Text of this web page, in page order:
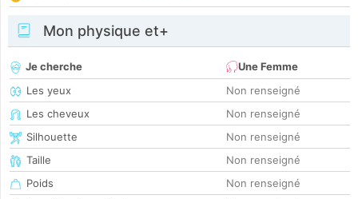
Mon physique et+
Je cherche
Une Femme
Les yeux
Non renseigné
Les cheveux
Non renseigné
Silhouette
Non renseigné
Taille
Non renseigné
Poids
Non renseigné